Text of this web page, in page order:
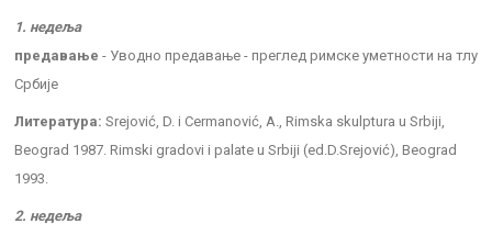
1. недеља
предавање - Уводно предавање - преглед римске уметности на тлу
Србије
Литература: Srejović, D. i Cermanović, A., Rimska skulptura u Srbiji,
Beograd 1987. Rimski gradovi i palate u Srbiji (ed.D.Srejović), Beograd
1993.
2. недеља